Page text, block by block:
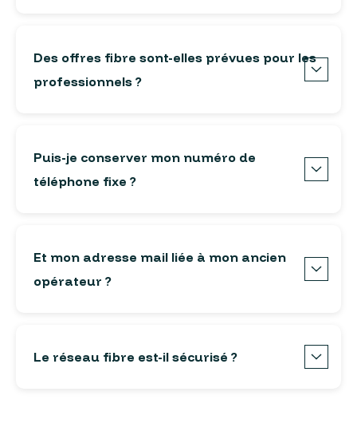
Des offres fibre sont-elles prévues pour les
professionnels ?
Puis-je conserver mon numéro de
téléphone fixe ?
Et mon adresse mail liée à mon ancien
opérateur ?
Le réseau fibre est-il sécurisé ?